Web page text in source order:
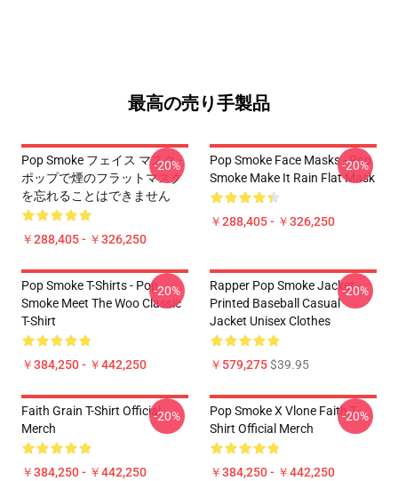
最高の売り手製品
Pop Smoke フェイス マスク -
ポップで煙のフラットマスク
を忘れることはできません
￥288,405 - ￥326,250
-20%
Pop Smoke Face Masks - Pop
Smoke Make It Rain Flat Mask
￥288,405 - ￥326,250
-20%
Pop Smoke T-Shirts - Pop
Smoke Meet The Woo Classic
T-Shirt
￥384,250 - ￥442,250
-20%
Rapper Pop Smoke Jacket -
Printed Baseball Casual
Jacket Unisex Clothes
￥579,275$39.95
-20%
Faith Grain T-Shirt Official
Merch
￥384,250 - ￥442,250
-20%
Pop Smoke X Vlone Faith T-
Shirt Official Merch
￥384,250 - ￥442,250
-20%